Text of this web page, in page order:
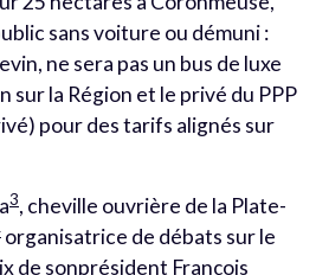
sans voiture ou démuni :
ne sera pas un bus de luxe
sur la Région et le privé du PPP
pour des tarifs alignés sur
3, cheville ouvrière de la Plate-
organisatrice de débats sur le
de sonprésident François